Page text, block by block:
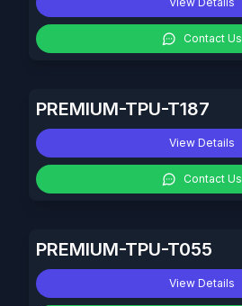
Contact Us
PREMIUM-TPU-T187
View Details
Contact Us
PREMIUM-TPU-T055
View Details